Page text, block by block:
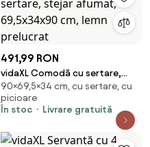
491,99 RON
vidaXL Comodă cu sertare,
stejar afumat, 69,5x34x90 cm,
lemn prelucrat
90×69,5×34 cm, cu sertare, cu
picioare
În stoc
Livrare gratuită